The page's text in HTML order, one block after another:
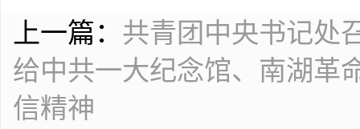
上一篇： 共青团中央书记处
给中共一大纪念馆、南湖革
信精神